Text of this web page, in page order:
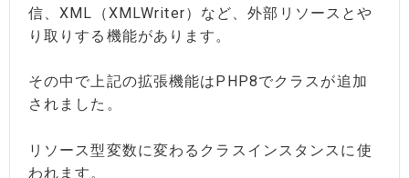
信、XML（XMLWriter）など、外部リソースとや
り取りする機能があります。
その中で上記の拡張機能はPHP8でクラスが追加
されました。
リソース型変数に変わるクラスインスタンスに使
われます。